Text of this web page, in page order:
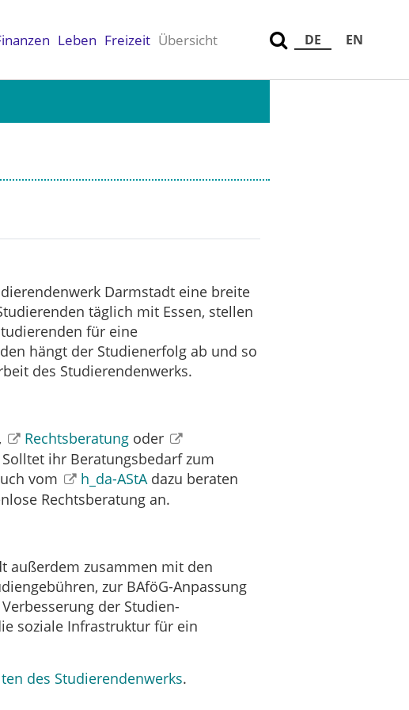
Leben Freizeit Übersicht DE EN
Darmstadt eine breite
täglich mit Essen, stellen
für eine
hängt der Studienerfolg ab und so
des Studierendenwerks.
Rechtsberatungoder
ihr Beratungsbedarf zum
vom h_da-AStAdazu beraten
Rechtsberatung an.
außerdem zusammen mit den
zur BAföG-Anpassung
der Studien-
soziale Infrastruktur für ein
des Studierendenwerks.